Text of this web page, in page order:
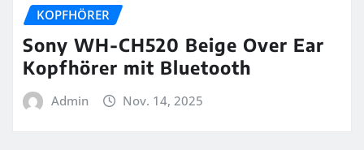
KOPFHÖRER
Sony WH-CH520 Beige Over Ear
Kopfhörer mit Bluetooth
Admin Nov. 14, 2025